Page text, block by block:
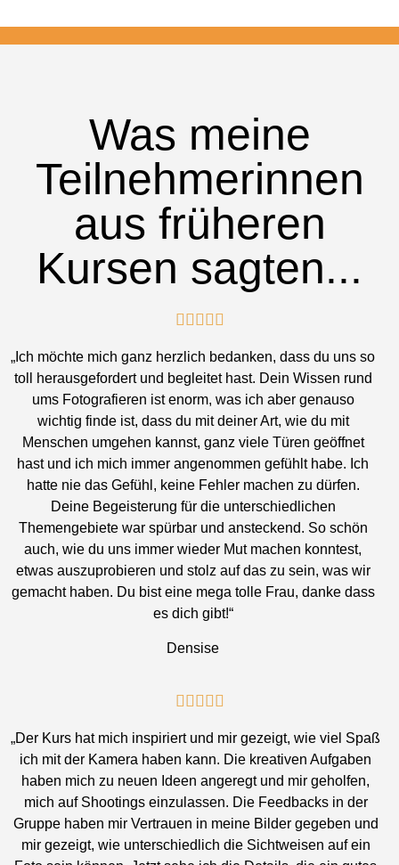
Was meine
Teilnehmerinnen
aus früheren
Kursen sagten...
    
„Ich möchte mich ganz herzlich bedanken, dass du uns so
toll herausgefordert und begleitet hast. Dein Wissen rund
ums Fotografieren ist enorm, was ich aber genauso
wichtig finde ist, dass du mit deiner Art, wie du mit
Menschen umgehen kannst, ganz viele Türen geöffnet
hast und ich mich immer angenommen gefühlt habe. Ich
hatte nie das Gefühl, keine Fehler machen zu dürfen.
Deine Begeisterung für die unterschiedlichen
Themengebiete war spürbar und ansteckend. So schön
auch, wie du uns immer wieder Mut machen konntest,
etwas auszuprobieren und stolz auf das zu sein, was wir
gemacht haben. Du bist eine mega tolle Frau, danke dass
es dich gibt!“
Densise
    
„Der Kurs hat mich inspiriert und mir gezeigt, wie viel Spaß
ich mit der Kamera haben kann. Die kreativen Aufgaben
haben mich zu neuen Ideen angeregt und mir geholfen,
mich auf Shootings einzulassen. Die Feedbacks in der
Gruppe haben mir Vertrauen in meine Bilder gegeben und
mir gezeigt, wie unterschiedlich die Sichtweisen auf ein